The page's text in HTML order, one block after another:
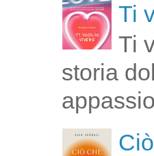
Ti
Ti
storia